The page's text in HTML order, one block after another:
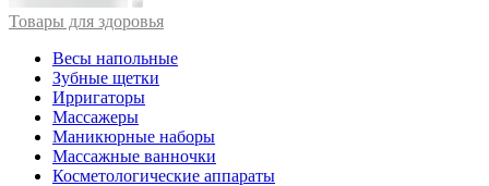
Товары для здоровья
Весы напольные
Зубные щетки
Ирригаторы
Массажеры
Маникюрные наборы
Массажные ванночки
Косметологические аппараты